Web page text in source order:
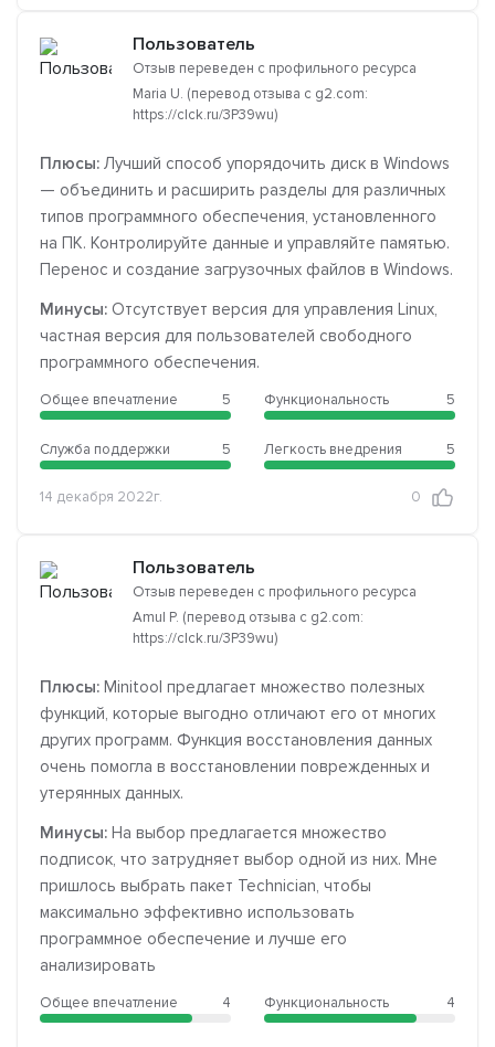
Пользователь
Отзыв переведен с профильного ресурса
Maria U. (перевод отзыва с g2.com:
https://clck.ru/3P39wu)
Плюсы: Лучший способ упорядочить диск в Windows
— объединить и расширить разделы для различных
типов программного обеспечения, установленного
на ПК. Контролируйте данные и управляйте памятью.
Перенос и создание загрузочных файлов в Windows.
Минусы: Отсутствует версия для управления Linux,
частная версия для пользователей свободного
программного обеспечения.
Общее впечатление 5
Служба поддержки 5
Функциональность 5
Легкость внедрения 5
14 декабря 2022г. 0
Пользователь
Отзыв переведен с профильного ресурса
Amul P. (перевод отзыва с g2.com:
https://clck.ru/3P39wu)
Плюсы: Minitool предлагает множество полезных
функций, которые выгодно отличают его от многих
других программ. Функция восстановления данных
очень помогла в восстановлении поврежденных и
утерянных данных.
Минусы: На выбор предлагается множество
подписок, что затрудняет выбор одной из них. Мне
пришлось выбрать пакет Technician, чтобы
максимально эффективно использовать
программное обеспечение и лучше его
анализировать
Общее впечатление 4 Функциональность 4